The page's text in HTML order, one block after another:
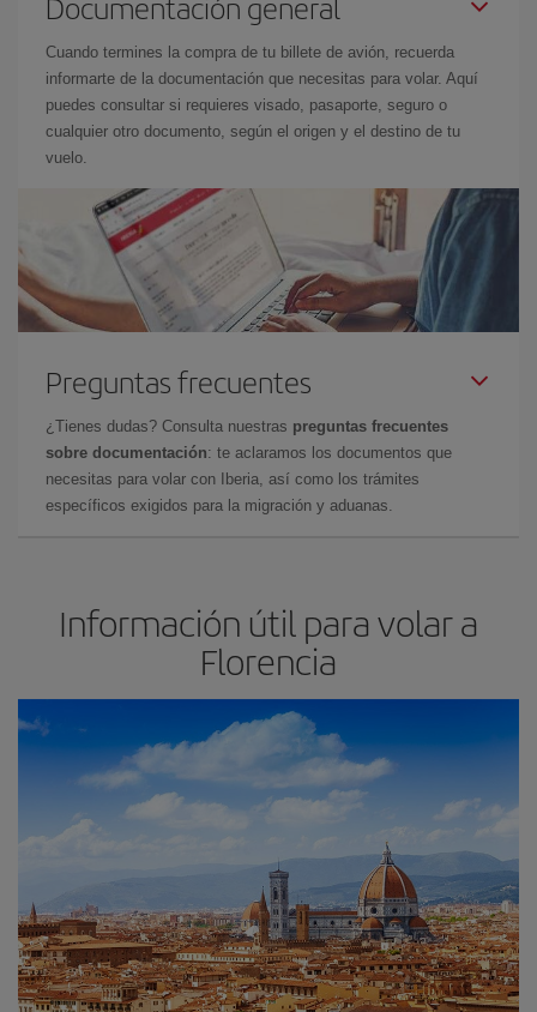
Cuando termines la compra de tu billete de avión, recuerda
informarte de la documentación que necesitas para volar. Aquí
puedes consultar si requieres visado, pasaporte, seguro o
cualquier otro documento, según el origen y el destino de tu
vuelo.
Preguntas frecuentes
¿Tienes dudas? Consulta nuestras preguntas frecuentes
sobre documentación: te aclaramos los documentos que
necesitas para volar con Iberia, así como los trámites
específicos exigidos para la migración y aduanas.
Información útil para volar a
Florencia